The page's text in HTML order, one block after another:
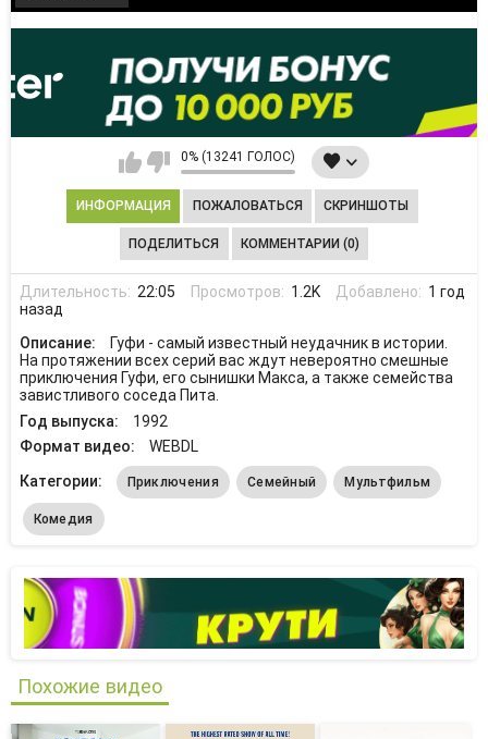
0% (13241 ГОЛОС)
ИНФОРМАЦИЯ ПОЖАЛОВАТЬСЯ СКРИНШОТЫ
ПОДЕЛИТЬСЯ КОММЕНТАРИИ (0)
Длительность: 22:05 Просмотров: 1.2K Добавлено: 1 год
назад
Описание:
Гуфи - самый известный неудачник в истории.
На протяжении всех серий вас ждут невероятно смешные
приключения Гуфи, его сынишки Макса, а также семейства
завистливого соседа Пита.
Год выпуска:
1992
Формат видео:
WEBDL
Категории:
Приключения Семейный Мультфильм
Комедия
Похожие видео